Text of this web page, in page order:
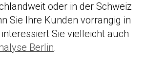
oder in der Schweiz
Sie Ihre Kunden vorrangig in
Sie vielleicht auch
Berlin.